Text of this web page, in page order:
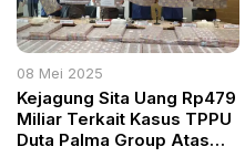
08 Mei 2025
Kejagung Sita Uang Rp479
Miliar Terkait Kasus TPPU
Duta Palma Group Atas